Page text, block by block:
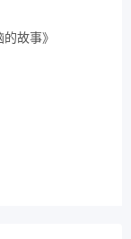
故事》